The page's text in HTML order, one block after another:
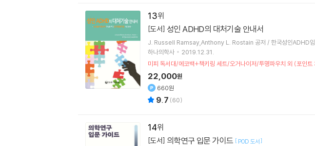
13
[도서] 성인 ADHD의 대처기술 안내서
J. Russell Ramsay,Anthony L. Rostain 공저 / 한국성인ADHD임
하나의학사
2019.12.31.
미피 독서대/에코백+책키링 세트/오거나이저/투명파우치 외 (포인트
22,000원
660원
9.7 (60)
14
[도서] 의학연구 입문 가이드 [ POD 도서]